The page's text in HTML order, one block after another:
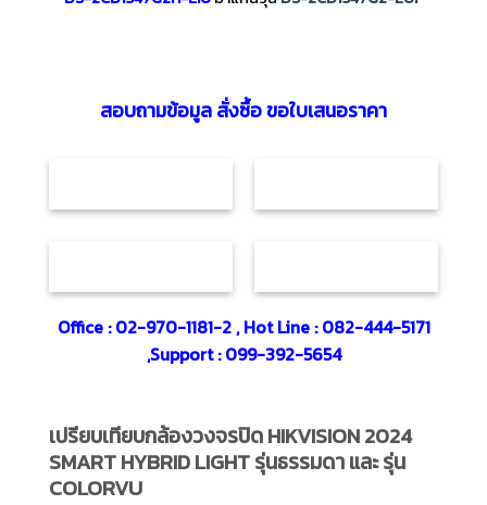
สอบถามข้อมูล สั่งซื้อ ขอใบเสนอราคา
Office : 02-970-1181-2 , Hot Line : 082-444-5171
,Support : 099-392-5654
เปรียบเทียบกล้องวงจรปิด HIKVISION 2024
SMART HYBRID LIGHT รุ่นธรรมดา และ รุ่น
COLORVU